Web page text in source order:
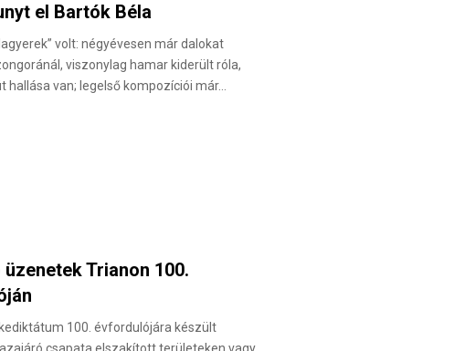
el Bartók Béla
volt: négyévesen már dalokat
viszonylag hamar kiderült róla,
hallása van; legelső kompozíciói már…
Trianon 100.
100. évfordulójára készült